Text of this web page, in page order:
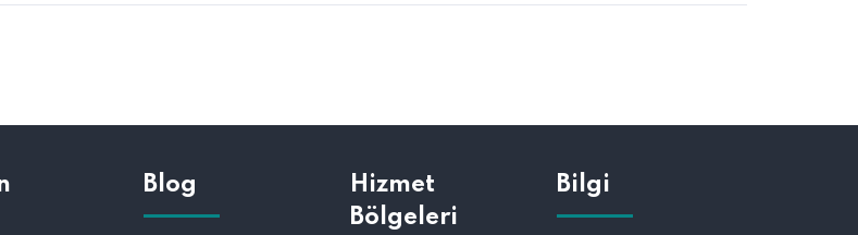
Blog
Hizmet
Bölgeleri
Bilgi